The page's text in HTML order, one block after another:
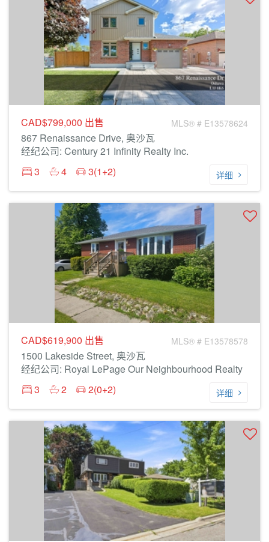
CAD$799,000 出售 MLS® # E13578624
867 Renaissance Drive, 奥沙瓦
经纪公司: Century 21 Infinity Realty Inc.
3
4 3(1+2) 详细
CAD$619,900 出售 MLS® # E13578578
1500 Lakeside Street, 奥沙瓦
经纪公司: Royal LePage Our Neighbourhood Realty
3
2 2(0+2) 详细